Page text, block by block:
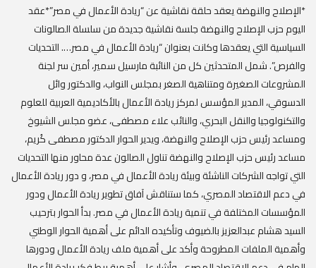
*الإصلاح والنهضة يعقد حلقة نقاشية عن “ريادة الأعمال في مصر”*عقد
اليوم حزب الإصلاح والنهضة جلسة نقاشية جديدة من سلسلة الصالونات
السياسية التي يعقدها وكانت بعنوان “ريادة الأعمال في مصر…. التحديات
والفرص”. ‏‎شمل المتحدثين كل من النائبة مارسيل سمير، أمين سر لجنة
المشروعات الصغيرة ومتناهية الصغر بمجلس النواب، والدكتور وائل
الدسوقي، المدير المؤسس لمركز ريادة الأعمال بالأكاديمية العربية للعلوم
والتكنولوجيا والنقل البحري، والنائب علاء مصطفى، عضو مجلس الشيوخ
ومساعد رئيس حزب الإصلاح والنهضة، ويدير الحوار الدكتور مصطفى كُريم،
مساعد رئيس حزب الإصلاح والنهضة تناول الصالون عدة محاور منها التحديات
التي تواجه الشركات الناشئة وبيئة ريادة الأعمال في مصر، و دور ريادة الأعمال
في دعم الاقتصاد المصري، كما ستناقش آفاق تطوير ريادة الأعمال ودور
المؤسسات المختلفة في تنمية ريادة الأعمال في مصر. ‏‎بدأ الحوار بترحيب
السيد هشام عبدالعزيز بالضيوف وتأكيده الدائم على أهمية الحوار الوطني
وأهمية الملفات المطروحة وأكد على أهمية ملف ريادة الأعمال ودورها